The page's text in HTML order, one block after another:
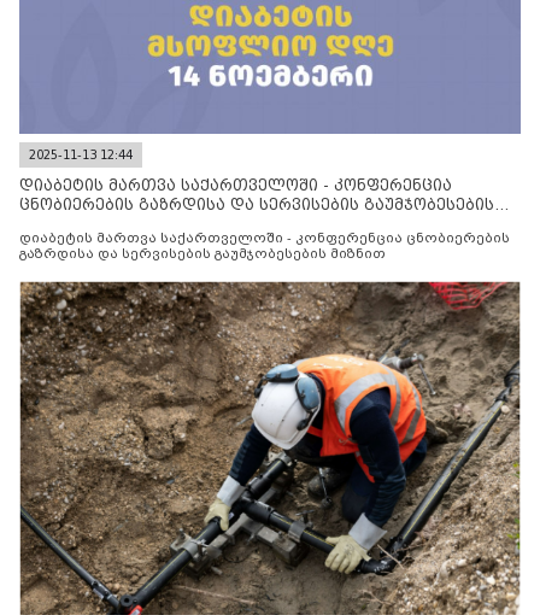
2025-11-13 12:44
დიაბეტის მართვა საქართველოში - კონფერენცია
ცნობიერების გაზრდისა და სერვისების გაუმჯობესების
დიაბეტის მართვა საქართველოში - კონფერენცია ცნობიერების
გაზრდისა და სერვისების გაუმჯობესების მიზნით